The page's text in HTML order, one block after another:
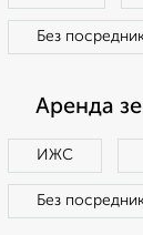
Без
Аренда
ИЖС
Без